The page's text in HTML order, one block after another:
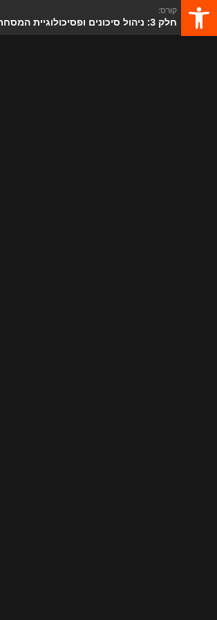
קורס:
חלק 3: ניהול סיכונים ופסיכולוגיית המסחר